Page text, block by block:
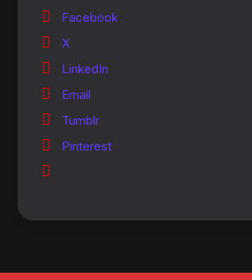
Facebook
X
LinkedIn
Email
Tumblr
Pinterest